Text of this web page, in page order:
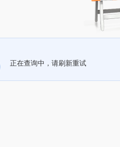
正在查询中，请刷新重试